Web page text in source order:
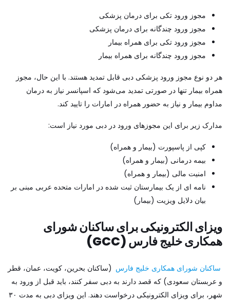
مجوز ورود تکی برای درمان پزشکی
مجوز ورود چندگانه برای درمان پزشکی
مجوز ورود تکی برای همراه بیمار
مجوز ورود چندگانه برای همراه بیمار
هر دو نوع مجوز ورود پزشکی دبی قابل تمدید هستند. با این حال، مجوز
همراه بیمار تنها در صورتی تمدید می‌شود که اسپانسر نیاز به درمان
مداوم بیمار و نیاز به حضور همراه در امارات را تایید کند.
مدارک زیر برای این مجوزهای ورود در دبی مورد نیاز است:
کپی از پاسپورت (بیمار و همراه)
بیمه درمانی (بیمار و همراه)
امنیت مالی (بیمار و همراه)
نامه ای از یک بیمارستان ثبت شده در امارات متحده عربی مبنی بر
بیان دلایل ویزیت (بیمار)
ویزای الکترونیکی برای ساکنان شورای
همکاری خلیج فارس (GCC)
ساکنان شورای همکاری خلیج فارس (ساکنان بحرین، کویت، عمان، قطر
و عربستان سعودی) که قصد دارند به دبی سفر کنند، باید قبل از ورود به
شهر، برای ویزای الکترونیکی درخواست دهند. این ویزای دبی به مدت ۳۰